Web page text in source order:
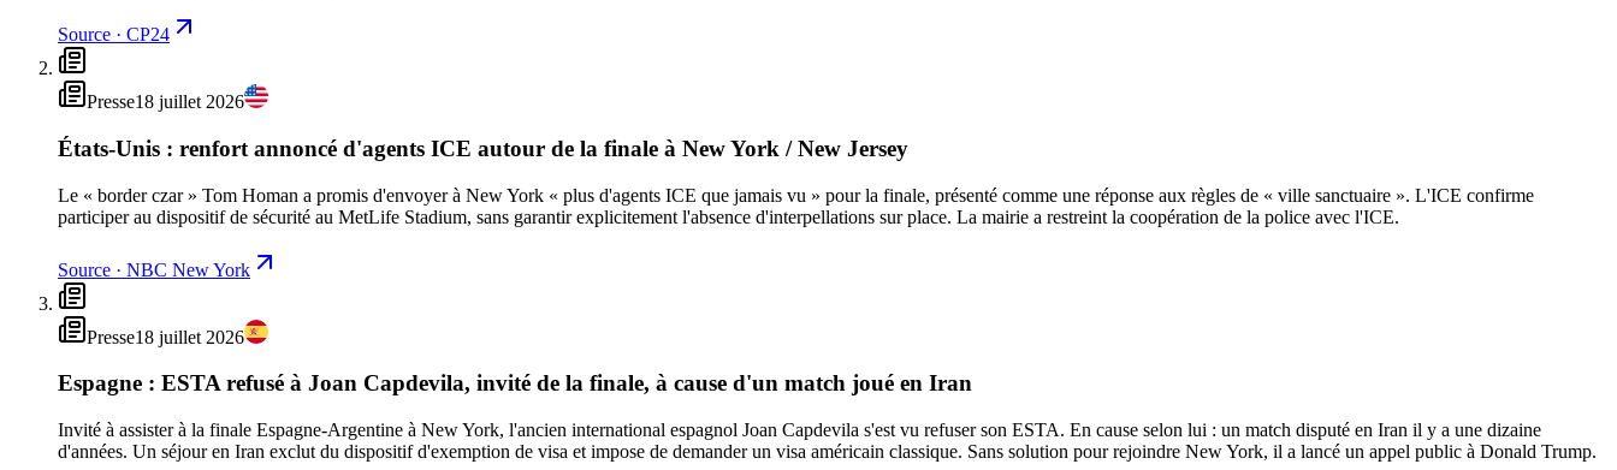
Source · CP24
Presse18 juillet 2026
États-Unis : renfort annoncé d'agents ICE autour de la finale à New York / New Jersey
Le « border czar » Tom Homan a promis d'envoyer à New York « plus d'agents ICE que jamais vu » pour la finale, présenté comme une réponse aux règles de « ville sanctuaire ». L'ICE confirme
participer au dispositif de sécurité au MetLife Stadium, sans garantir explicitement l'absence d'interpellations sur place. La mairie a restreint la coopération de la police avec l'ICE.
Source · NBC New York
Presse18 juillet 2026
Espagne : ESTA refusé à Joan Capdevila, invité de la finale, à cause d'un match joué en Iran
Invité à assister à la finale Espagne-Argentine à New York, l'ancien international espagnol Joan Capdevila s'est vu refuser son ESTA. En cause selon lui : un match disputé en Iran il y a une dizaine
d'années. Un séjour en Iran exclut du dispositif d'exemption de visa et impose de demander un visa américain classique. Sans solution pour rejoindre New York, il a lancé un appel public à Donald Trump.